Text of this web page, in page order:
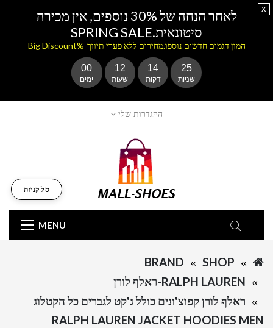
ההגדרות שלי
MENU
סל קניות
SHOP
BRAND
RALPH LAUREN-ראלף לורן
ראלף לורן קפוצ'ונים כולל ג'קט לגברים כל הקטלוג
RALPH LAUREN JACKET HOODIES MEN
לאחר הנחה של 30% נוספים, אין מכירה
סיטונאית.SPRING SALE
המון דגמים חדשים נוספו.מחירים ללא פערי תיווך-%Big Discount
00
ימים
12
שעות
14
דקות
25
שניות
x